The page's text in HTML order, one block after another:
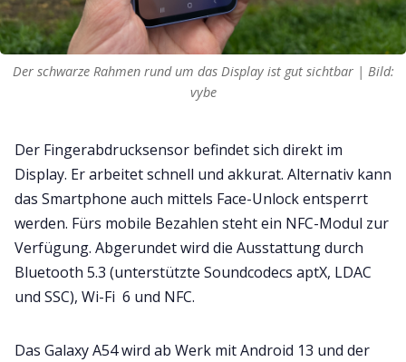
Der schwarze Rahmen rund um das Display ist gut sichtbar | Bild:
vybe
Der Fingerabdrucksensor befindet sich direkt im
Display. Er arbeitet schnell und akkurat. Alternativ kann
das Smartphone auch mittels Face-Unlock entsperrt
werden. Fürs mobile Bezahlen steht ein NFC-Modul zur
Verfügung. Abgerundet wird die Ausstattung durch
Bluetooth 5.3 (unterstützte Soundcodecs aptX, LDAC
und SSC), Wi-Fi 6 und NFC.
Das Galaxy A54 wird ab Werk mit Android 13 und der